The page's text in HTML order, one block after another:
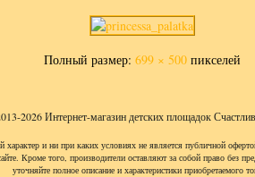
Полный размер: 699 × 500 пикселей
2026 Интернет-магазин детских площадок
и ни при каких условиях не является публичной
Кроме того, производители оставляют за собой право без
уточняйте полное описание и характеристики приобретаемого